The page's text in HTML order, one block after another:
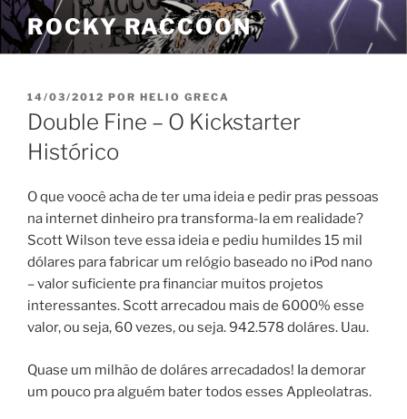
Pular
para
o
ROCKY RACCOON
PUBLICADO
EM
14/03/2012 POR HELIO GRECA
Double Fine – O Kickstarter
Histórico
O que voocê acha de ter uma ideia e pedir pras pessoas
na internet dinheiro pra transforma-la em realidade?
Scott Wilson teve essa ideia e pediu humildes 15 mil
dólares para fabricar um relógio baseado no iPod nano
– valor suficiente pra financiar muitos projetos
interessantes. Scott arrecadou mais de 6000% esse
valor, ou seja, 60 vezes, ou seja. 942.578 doláres. Uau.
Quase um milhão de doláres arrecadados! Ia demorar
um pouco pra alguém bater todos esses Appleolatras.